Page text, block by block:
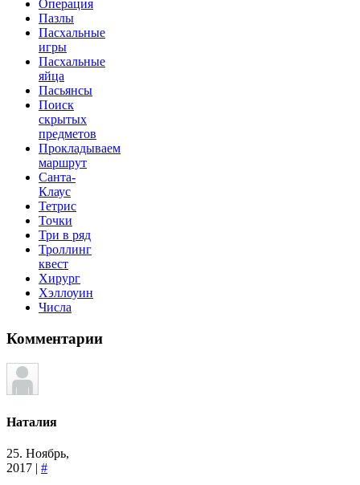
Операция
Пазлы
Пасхальные
игры
Пасхальные
яйца
Пасьянсы
Поиск
скрытых
предметов
Прокладываем
маршрут
Санта-
Клаус
Тетрис
Точки
Три в ряд
Троллинг
квест
Хирург
Хэллоуин
Числа
Комментарии
Наталия
25. Ноябрь,
2017 | #